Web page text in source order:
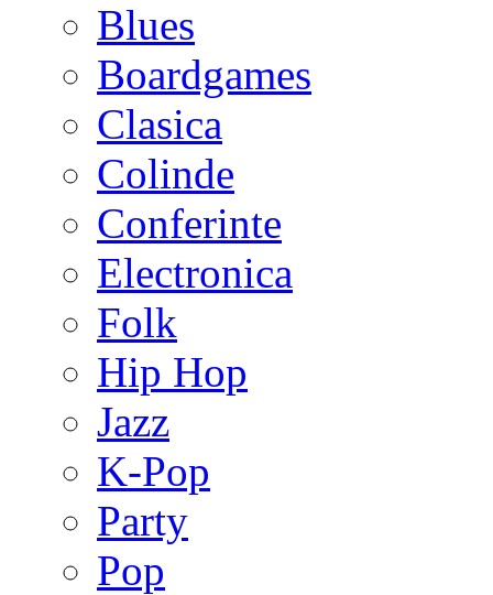
Blues
Boardgames
Clasica
Colinde
Conferinte
Electronica
Folk
Hip Hop
Jazz
K-Pop
Party
Pop